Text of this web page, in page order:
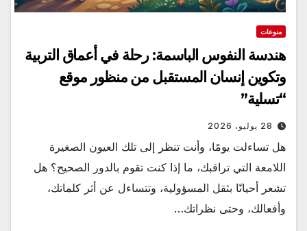
منوعات
هندسة النفوس الباسمة: رحلة في أعماق التربية
وتكوين إنسان المستقبل من منظور موقع
“تسلية”
28 يوليو، 2026
هل تساءلت يومًا، وأنت تنظر إلى تلك العيون الصغيرة
اللامعة التي تراقبك، ما إذا كنت تقوم بالدور الصحيح؟ هل
تشعر أحيانًا بثقل المسؤولية، وتتساءل عن أثر كلماتك،
وأفعالك، وحتى نظراتك…